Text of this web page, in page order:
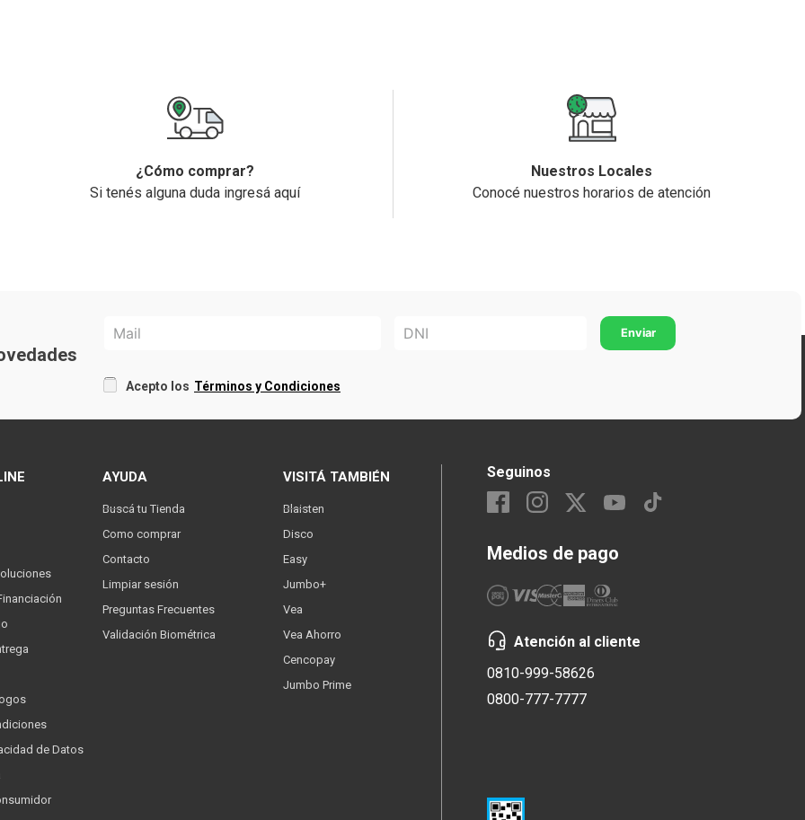
¿Cómo comprar?
Si tenés alguna duda ingresá aquí
Nuestros Locales
Conocé nuestros horarios de atención
Acepto los Términos y Condiciones
de Datos
AYUDA
Buscá tu Tienda
Como comprar
Contacto
Limpiar sesión
Preguntas Frecuentes
Validación Biométrica
VISITÁ TAMBIÉN
Blaisten
Disco
Easy
Jumbo+
Vea
Vea Ahorro
Cencopay
Jumbo Prime
Seguinos
Medios de pago
Atención al cliente
0810-999-58626
0800-777-7777